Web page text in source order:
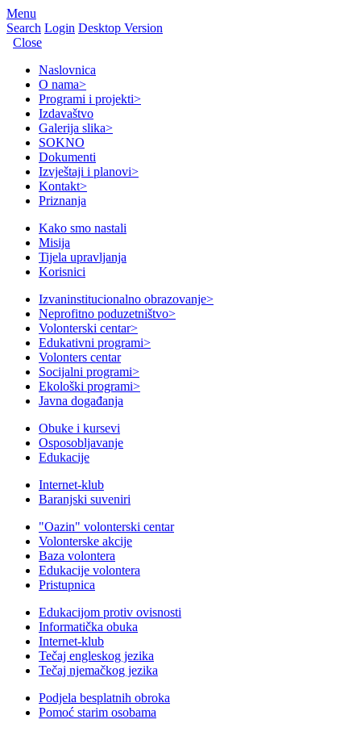
Menu
Search Login Desktop Version
Close
Naslovnica
O nama>
Programi i projekti>
Izdavaštvo
Galerija slika>
SOKNO
Dokumenti
Izvještaji i planovi>
Kontakt>
Priznanja
Kako smo nastali
Misija
Tijela upravljanja
Korisnici
Izvaninstitucionalno obrazovanje>
Neprofitno poduzetništvo>
Volonterski centar>
Edukativni programi>
Volonters centar
Socijalni programi>
Ekološki programi>
Javna događanja
Obuke i kursevi
Osposobljavanje
Edukacije
Internet-klub
Baranjski suveniri
"Oazin" volonterski centar
Volonterske akcije
Baza volontera
Edukacije volontera
Pristupnica
Edukacijom protiv ovisnosti
Informatička obuka
Internet-klub
Tečaj engleskog jezika
Tečaj njemačkog jezika
Podjela besplatnih obroka
Pomoć starim osobama